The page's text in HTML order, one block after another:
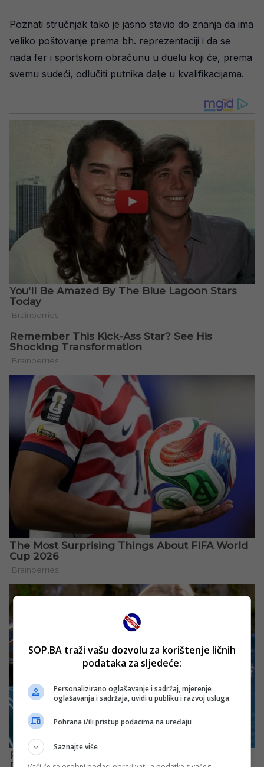
Poznati stručnjak tako je jasno stavio do znanja da ima
veliko poštovanje prema bh. reprezentaciji i da se
nada fer i sportskom obračunu u duelu koji će, prema
svemu sudeći, odlučiti putnika dalje u kvalifikacijama.
SOP.BA traži vašu dozvolu za korištenje ličnih
podataka za sljedeće:
Personalizirano oglašavanje i sadržaj, mjerenje
oglašavanja i sadržaja, uvidi u publiku i razvoj usluga
Pohrana i/ili pristup podacima na uređaju
Saznajte više